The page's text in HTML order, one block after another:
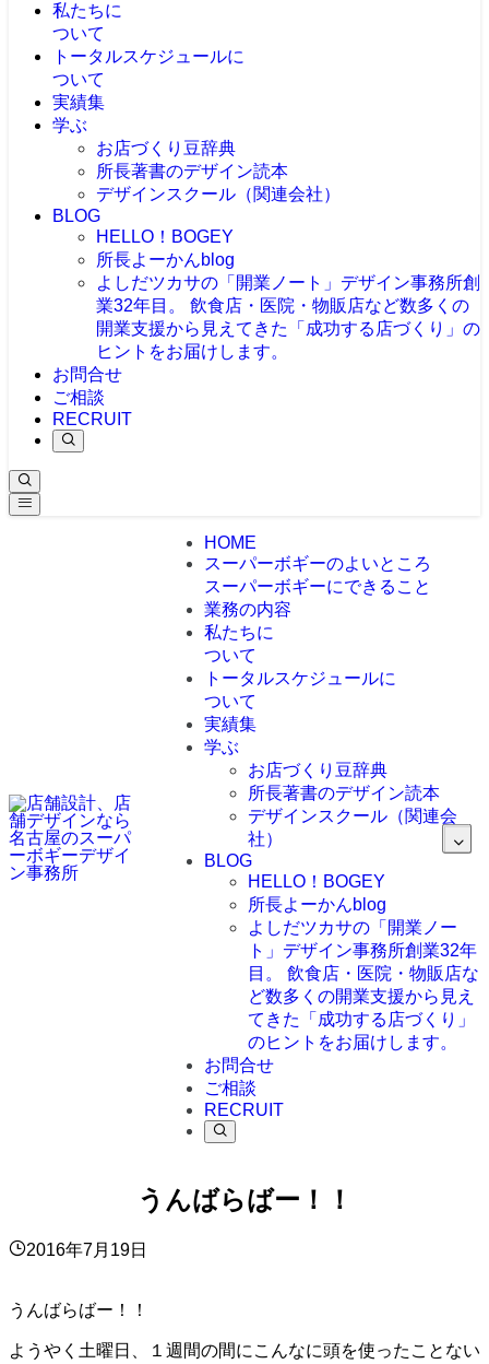
私たちに
ついて
トータルスケジュールに
ついて
実績集
学ぶ
お店づくり豆辞典
所長著書のデザイン読本
デザインスクール（関連会社）
BLOG
HELLO！BOGEY
所長よーかんblog
よしだツカサの「開業ノート」 デザイン事務所創
業32年目。 飲食店・医院・物販店など数多くの
開業支援から見えてきた「成功する店づくり」の
ヒントをお届けします。
お問合せ
ご相談
RECRUIT
HOME
スーパーボギーのよいところ
スーパーボギーにできること
業務の内容
私たちに
ついて
トータルスケジュールに
ついて
実績集
学ぶ
お店づくり豆辞典
所長著書のデザイン読本
デザインスクール（関連会
社）
BLOG
HELLO！BOGEY
所長よーかんblog
よしだツカサの「開業ノー
ト」 デザイン事務所創業32年
目。 飲食店・医院・物販店な
ど数多くの開業支援から見え
てきた「成功する店づくり」
のヒントをお届けします。
お問合せ
ご相談
RECRUIT
うんばらばー！！
2016年7月19日
うんばらばー！！
ようやく土曜日、１週間の間にこんなに頭を使ったことない